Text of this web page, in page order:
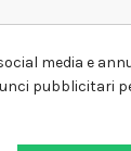
media e
pubblicitari